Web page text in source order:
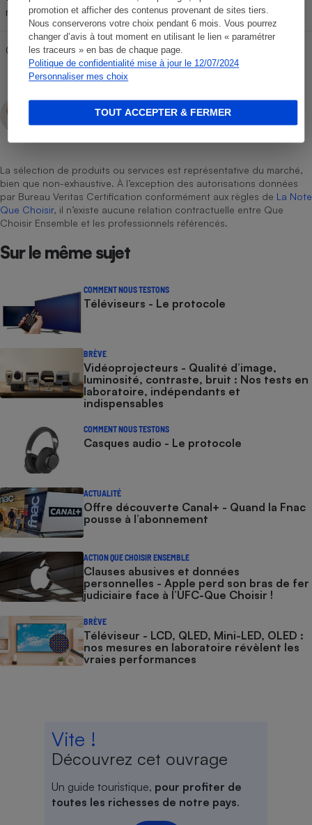
promotion et afficher des contenus provenant de sites tiers.
Nous conserverons votre choix pendant 6 mois. Vous pourrez
changer d’avis à tout moment en utilisant le lien « paramétrer
les traceurs » en bas de chaque page.
Politique de confidentialité mise à jour le 12/07/2024
Personnaliser mes choix
TOUT ACCEPTER & FERMER
mousses (pour les casques)
Non
Câbles (pour les casques)
François Palemon
Rédacteur technique
La sélection de produits ou services est représentative du marché,
bien que non-exhaustive. À l’exception des autorisations données
par Bureau Veritas Certification conformément aux règles de La Note
Que Choisir, il n’existe aucune relation contractuelle entre Que
Choisir Ensemble et les professionnels référencés.
Sur le même sujet
COMMENT NOUS TESTONS
Téléviseurs - Le protocole
BRÈVE
Vidéoprojecteurs - Qualité d’image,
luminosité, contraste, bruit : Nos tests en
laboratoire, indépendants et
indispensables
COMMENT NOUS TESTONS
Casques audio - Le protocole
ACTUALITÉ
Offre découverte Canal+ - Quand la Fnac
pousse à l’abonnement
ACTION QUE CHOISIR ENSEMBLE
Clauses abusives et données
personnelles - Apple perd son bras de fer
judiciaire face à l’UFC-Que Choisir !
BRÈVE
Téléviseur - LCD, QLED, Mini-LED, OLED :
nos mesures en laboratoire révèlent les
vraies performances
Vite !
Découvrez cet ouvrage
Un guide touristique, pour profiter de
toutes les richesses de notre pays.